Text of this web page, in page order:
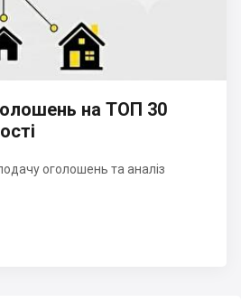
на ТОП 30
оголошень та аналіз